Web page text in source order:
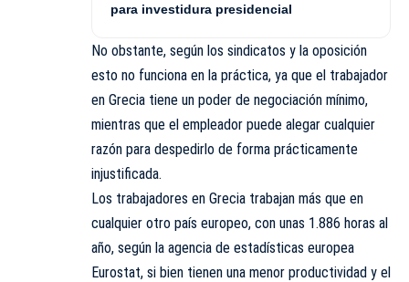
para investidura presidencial
No obstante, según los sindicatos y la oposición
esto no funciona en la práctica, ya que el trabajador
en Grecia tiene un poder de negociación mínimo,
mientras que el empleador puede alegar cualquier
razón para despedirlo de forma prácticamente
injustificada.
Los trabajadores en Grecia trabajan más que en
cualquier otro país europeo, con unas 1.886 horas al
año, según la agencia de estadísticas europea
Eurostat, si bien tienen una menor productividad y el